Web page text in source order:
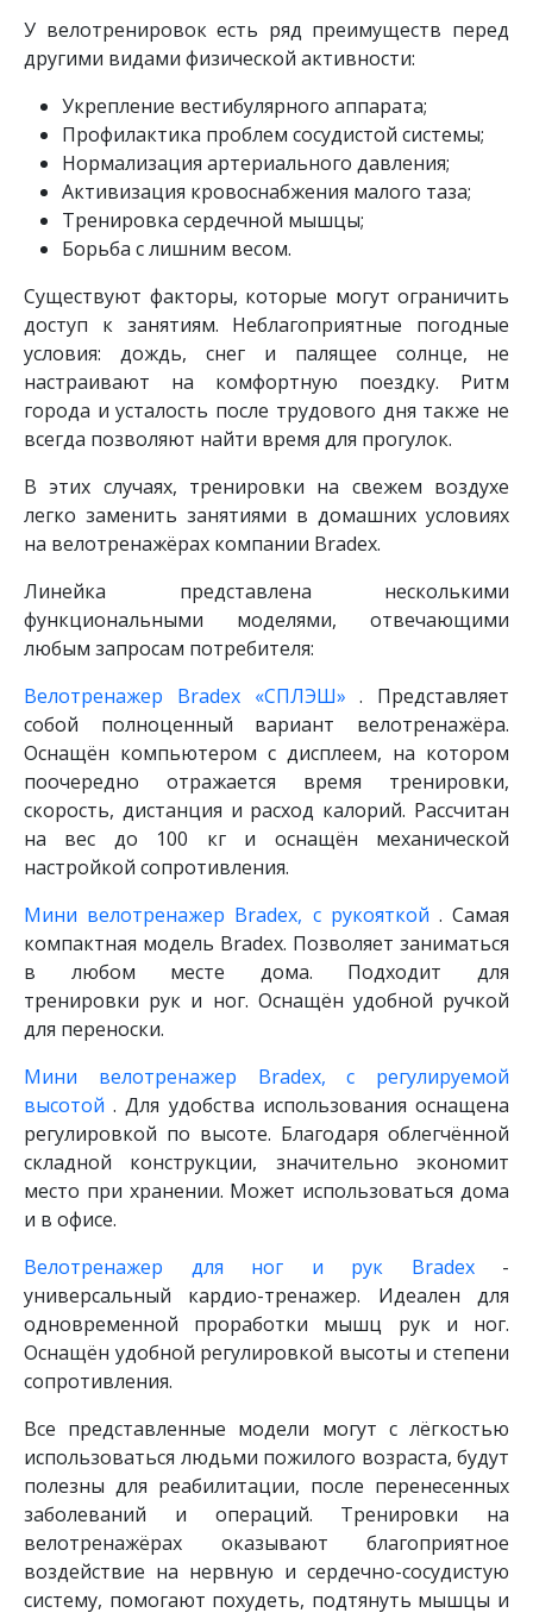
У велотренировок есть ряд преимуществ перед
другими видами физической активности:
Укрепление вестибулярного аппарата;
Профилактика проблем сосудистой системы;
Нормализация артериального давления;
Активизация кровоснабжения малого таза;
Тренировка сердечной мышцы;
Борьба с лишним весом.
Существуют факторы, которые могут ограничить
доступ к занятиям. Неблагоприятные погодные
условия: дождь, снег и палящее солнце, не
настраивают на комфортную поездку. Ритм
города и усталость после трудового дня также не
всегда позволяют найти время для прогулок.
В этих случаях, тренировки на свежем воздухе
легко заменить занятиями в домашних условиях
на велотренажёрах компании Bradex.
Линейка представлена несколькими
функциональными моделями, отвечающими
любым запросам потребителя:
Велотренажер Bradex «СПЛЭШ» . Представляет
собой полноценный вариант велотренажёра.
Оснащён компьютером с дисплеем, на котором
поочередно отражается время тренировки,
скорость, дистанция и расход калорий. Рассчитан
на вес до 100 кг и оснащён механической
настройкой сопротивления.
Мини велотренажер Bradex, с рукояткой . Самая
компактная модель Bradex. Позволяет заниматься
в любом месте дома. Подходит для
тренировки рук и ног. Оснащён удобной ручкой
для переноски.
Мини велотренажер Bradex, с регулируемой
высотой . Для удобства использования оснащена
регулировкой по высоте. Благодаря облегчённой
складной конструкции, значительно экономит
место при хранении. Может использоваться дома
и в офисе.
Велотренажер для ног и рук Bradex-
универсальный кардио-тренажер. Идеален для
одновременной проработки мышц рук и ног.
Оснащён удобной регулировкой высоты и степени
сопротивления.
Все представленные модели могут с лёгкостью
использоваться людьми пожилого возраста, будут
полезны для реабилитации, после перенесенных
заболеваний и операций. Тренировки на
велотренажёрах оказывают благоприятное
воздействие на нервную и сердечно-сосудистую
систему, помогают похудеть, подтянуть мышцы и